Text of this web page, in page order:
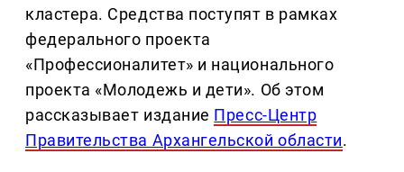
кластера. Средства поступят в рамках
федерального проекта
«Профессионалитет» и национального
проекта «Молодежь и дети». Об этом
рассказывает издание Пресс-Центр
Правительства Архангельской области.